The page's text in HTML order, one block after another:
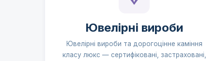
Ювелірні вироби
Ювелірні вироби та дорогоцінне каміння
класу люкс — сертифіковані, застраховані,